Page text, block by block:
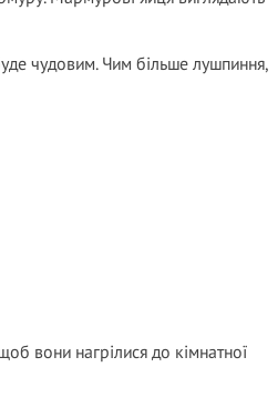
чудовим. Чим більше лушпиння,
вони нагрілися до кімнатної